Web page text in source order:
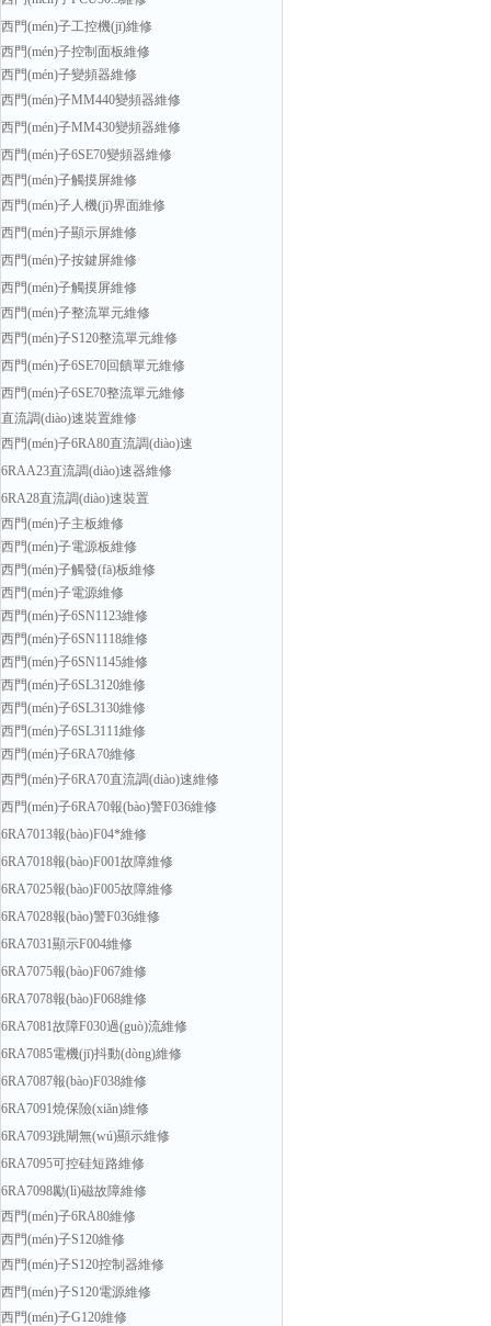
西門(mén)子工控機(jī)維修
西門(mén)子控制面板維修
西門(mén)子變頻器維修
西門(mén)子MM440變頻器維修
西門(mén)子MM430變頻器維修
西門(mén)子6SE70變頻器維修
西門(mén)子觸摸屏維修
西門(mén)子人機(jī)界面維修
西門(mén)子顯示屏維修
西門(mén)子按鍵屏維修
西門(mén)子觸摸屏維修
西門(mén)子整流單元維修
西門(mén)子S120整流單元維修
西門(mén)子6SE70回饋單元維修
西門(mén)子6SE70整流單元維修
直流調(diào)速裝置維修
西門(mén)子6RA80直流調(diào)速
6RAA23直流調(diào)速器維修
6RA28直流調(diào)速裝置
西門(mén)子主板維修
西門(mén)子電源板維修
西門(mén)子觸發(fā)板維修
西門(mén)子電源維修
西門(mén)子6SN1123維修
西門(mén)子6SN1118維修
西門(mén)子6SN1145維修
西門(mén)子6SL3120維修
西門(mén)子6SL3130維修
西門(mén)子6SL3111維修
西門(mén)子6RA70維修
西門(mén)子6RA70直流調(diào)速維修
西門(mén)子6RA70報(bào)警F036維修
6RA7013報(bào)F04*維修
6RA7018報(bào)F001故障維修
6RA7025報(bào)F005故障維修
6RA7028報(bào)警F036維修
6RA7031顯示F004維修
6RA7075報(bào)F067維修
6RA7078報(bào)F068維修
6RA7081故障F030過(guò)流維修
6RA7085電機(jī)抖動(dòng)維修
6RA7087報(bào)F038維修
6RA7091燒保險(xiǎn)維修
6RA7093跳閘無(wú)顯示維修
6RA7095可控硅短路維修
6RA7098勵(lì)磁故障維修
西門(mén)子6RA80維修
西門(mén)子S120維修
西門(mén)子S120控制器維修
西門(mén)子S120電源維修
西門(mén)子G120維修